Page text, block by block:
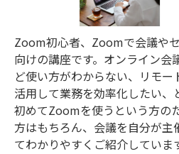
Zoom初心者、Zoomで会議や
向けの講座です。オンライン会
ど使い方がわからない、リモ
活用して業務を効率化したい、
初めてZoomを使うという方の
方はもちろん、会議を自分が
てわかりやすくご紹介していま